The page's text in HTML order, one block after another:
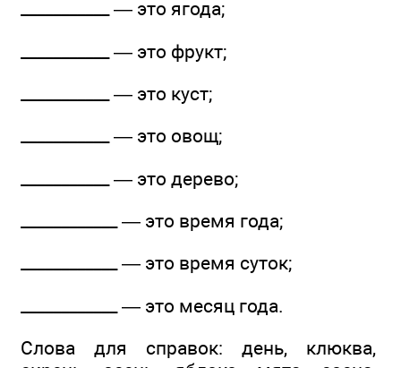
___________ — это ягода;
___________ — это фрукт;
___________ — это куст;
___________ — это овощ;
___________ — это дерево;
____________ — это время года;
____________ — это время суток;
____________ — это месяц года.
Слова для справок: день, клюква,